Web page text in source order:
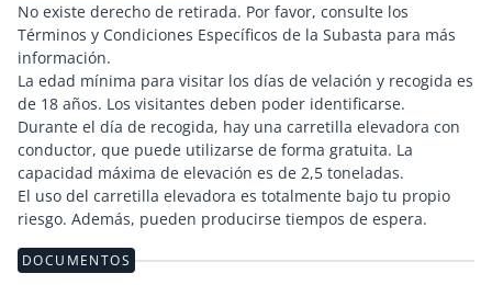
No existe derecho de retirada. Por favor, consulte los
Términos y Condiciones Específicos de la Subasta para más
información.
La edad mínima para visitar los días de velación y recogida es
de 18 años. Los visitantes deben poder identificarse.
Durante el día de recogida, hay una carretilla elevadora con
conductor, que puede utilizarse de forma gratuita. La
capacidad máxima de elevación es de 2,5 toneladas.
El uso del carretilla elevadora es totalmente bajo tu propio
DOCUMENTOS